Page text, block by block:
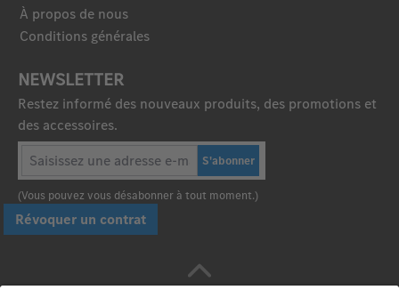
À propos de nous
Conditions générales
NEWSLETTER
Restez informé des nouveaux produits, des promotions et
des accessoires.
S'abonner
(Vous pouvez vous désabonner à tout moment.)
Révoquer un contrat